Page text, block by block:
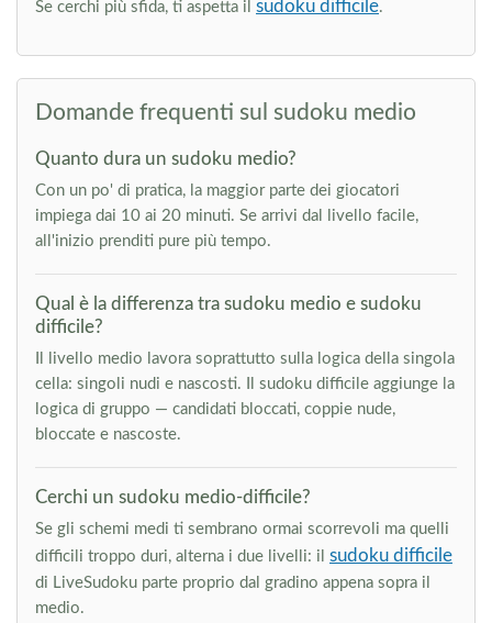
Se cerchi più sfida, ti aspetta il sudoku difficile.
Domande frequenti sul sudoku medio
Quanto dura un sudoku medio?
Con un po' di pratica, la maggior parte dei giocatori
impiega dai 10 ai 20 minuti. Se arrivi dal livello facile,
all'inizio prenditi pure più tempo.
Qual è la differenza tra sudoku medio e sudoku
difficile?
Il livello medio lavora soprattutto sulla logica della singola
cella: singoli nudi e nascosti. Il sudoku difficile aggiunge la
logica di gruppo — candidati bloccati, coppie nude,
bloccate e nascoste.
Cerchi un sudoku medio-difficile?
Se gli schemi medi ti sembrano ormai scorrevoli ma quelli
difficili troppo duri, alterna i due livelli: il sudoku difficile
di LiveSudoku parte proprio dal gradino appena sopra il
medio.